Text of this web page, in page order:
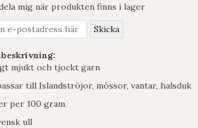
mig när produkten finns i lager
mjukt och tjockt garn
till Islandströjor, mössor, vantar, halsduk
per 100 gram
ull